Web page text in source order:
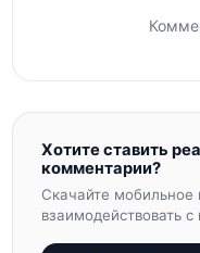
Хотите ставить
комментарии?
Скачайте
взаимодействовать